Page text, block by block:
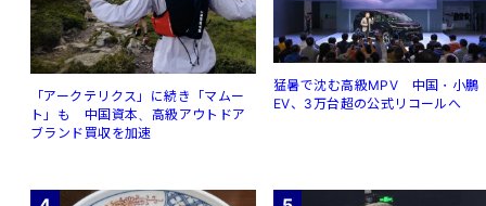
「アークテリクス」に続き「マムー
ト」も 中国資本、高級アウトドア
ブランド買収を加速
猛暑で沈む高級MPV 中国・小鵬
EV、3万台超の公式リコールへ